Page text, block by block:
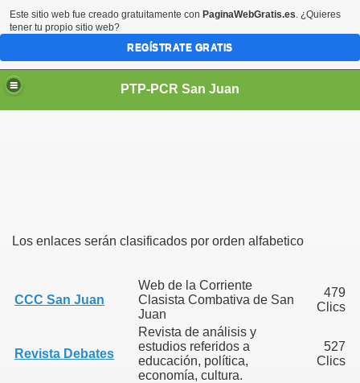
PTP-PCR San Juan
Los enlaces serán clasificados por orden alfabetico
CCC San Juan
Web de la Corriente
Clasista Combativa de San
Juan
479
Clics
Revista Debates
Revista de análisis y
estudios referidos a
educación, política,
economía, cultura.
527
Clics
Este sitio web fue creado gratuitamente con PaginaWebGratis.es. ¿Quieres
tener tu propio sitio web?
REGÍSTRATE GRATIS